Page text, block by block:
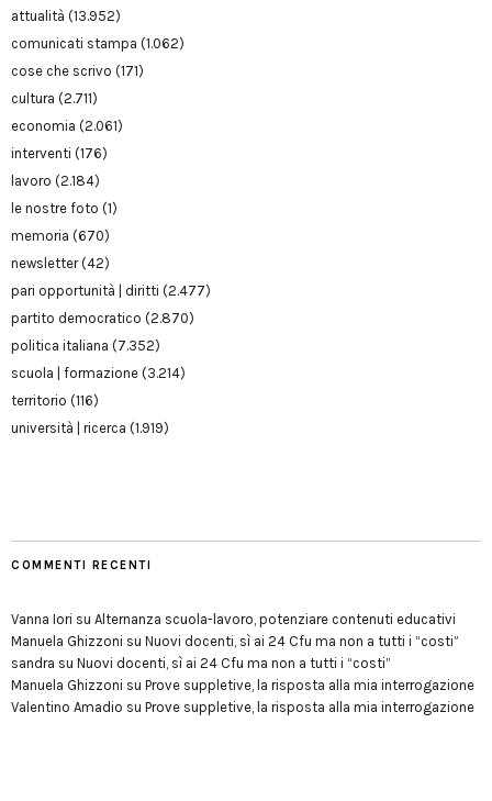
attualità (13.952)
comunicati stampa (1.062)
cose che scrivo (171)
cultura (2.711)
economia (2.061)
interventi (176)
lavoro (2.184)
le nostre foto (1)
memoria (670)
newsletter(42)
pari opportunità | diritti (2.477)
partito democratico (2.870)
politica italiana (7.352)
scuola | formazione (3.214)
territorio (116)
università | ricerca (1.919)
COMMENTI RECENTI
Vanna Iori su Alternanza scuola-lavoro, potenziare contenuti educativi
Manuela Ghizzoni su Nuovi docenti, sì ai 24 Cfu ma non a tutti i “costi”
sandra su Nuovi docenti, sì ai 24 Cfu ma non a tutti i “costi”
Manuela Ghizzoni su Prove suppletive, la risposta alla mia interrogazione
Valentino Amadio su Prove suppletive, la risposta alla mia interrogazione